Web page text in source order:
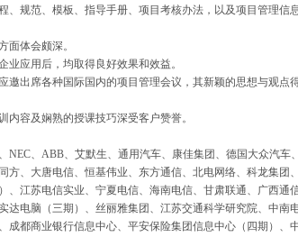
规范、模板、指导手册、项目考核办法，以及项目管理信
面体会颇深。
应用后，均取得良好效果和效益。
出席各种国际国内的项目管理会议，其新颖的思想与观点
容及娴熟的授课技巧深受客户赞誉。
、ABB、艾默生、通用汽车、康佳集团、德国大众汽车
、大唐电信、恒基伟业、东方通信、北电网络、科龙集团
江苏电信实业、宁夏电信、海南电信、甘肃联通、广西通
达电脑（三期）、丝丽雅集团、江苏交通科学研究院、中南
成都商业银行信息中心、平安保险集团信息中心（四期）、